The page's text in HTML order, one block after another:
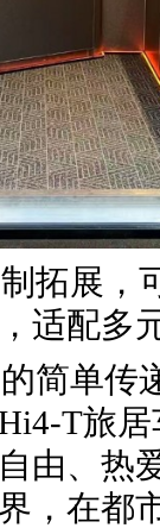
拓展，
适配多
简单传
T旅
由、热
，在都